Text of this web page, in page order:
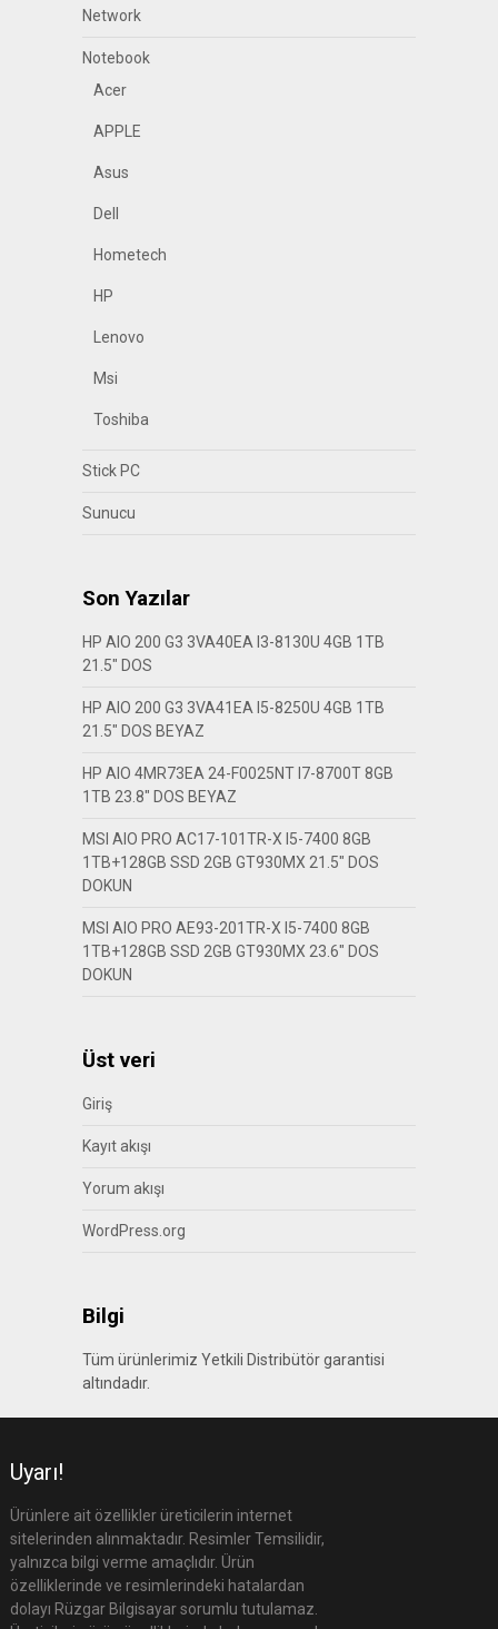
Network
Notebook
Acer
APPLE
Asus
Dell
Hometech
HP
Lenovo
Msi
Toshiba
Stick PC
Sunucu
Son Yazılar
HP AIO 200 G3 3VA40EA I3-8130U 4GB 1TB
21.5″ DOS
HP AIO 200 G3 3VA41EA I5-8250U 4GB 1TB
21.5″ DOS BEYAZ
HP AIO 4MR73EA 24-F0025NT I7-8700T 8GB
1TB 23.8″ DOS BEYAZ
MSI AIO PRO AC17-101TR-X I5-7400 8GB
1TB+128GB SSD 2GB GT930MX 21.5″ DOS
DOKUN
MSI AIO PRO AE93-201TR-X I5-7400 8GB
1TB+128GB SSD 2GB GT930MX 23.6″ DOS
DOKUN
Üst veri
Giriş
Kayıt akışı
Yorum akışı
WordPress.org
Bilgi
Tüm ürünlerimiz Yetkili Distribütör garantisi
altındadır.
Uyarı!
Ürünlere ait özellikler üreticilerin internet
sitelerinden alınmaktadır. Resimler Temsilidir,
yalnızca bilgi verme amaçlıdır. Ürün
özelliklerinde ve resimlerindeki hatalardan
dolayı Rüzgar Bilgisayar sorumlu tutulamaz.